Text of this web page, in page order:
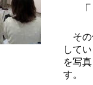
「
そ
して
を写
す。